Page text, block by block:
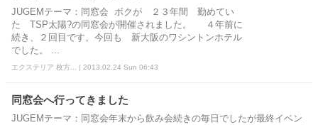
JUGEMテーマ：同窓会 ボクが ２３年間 勤めてい
た TSP太陽?の同窓会が開催されました。 ４年前に
続き、２回目です。今回も 新大阪のワシントンホテル
でした。 ...
エクステリア 枚方... | 2013.02.24 Sun 06:43
同窓会へ行ってきました
JUGEMテーマ：同窓会年末から飲み会続きの毎日でしたが最終イベン